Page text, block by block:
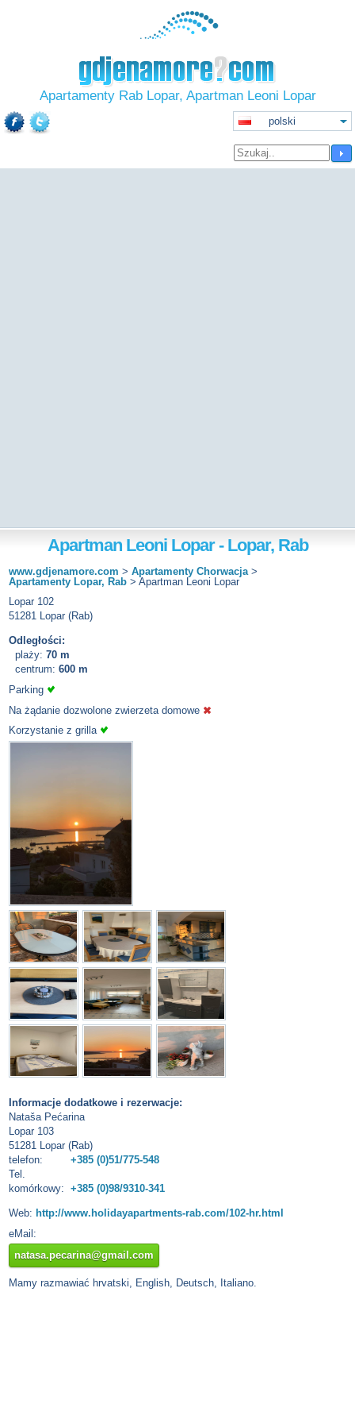
Apartamenty Rab Lopar, Apartman Leoni Lopar
polski
Apartman Leoni Lopar - Lopar, Rab
www.gdjenamore.com > Apartamenty Chorwacja>
Apartamenty Lopar, Rab > Apartman Leoni Lopar
Lopar 102
51281 Lopar (Rab)
Odległości:
plaży: 70 m
centrum: 600 m
Parking
Na żądanie dozwolone zwierzeta domowe
Korzystanie z grilla
Informacje dodatkowe i rezerwacje:
Nataša Pećarina
Lopar 103
51281 Lopar (Rab)
telefon:
+385 (0)51/775-548
Tel.
komórkowy: +385 (0)98/9310-341
Web: http://www.holidayapartments-rab.com/102-hr.html
eMail:
natasa.pecarina@gmail.com
Mamy razmawiać hrvatski, English, Deutsch, Italiano.